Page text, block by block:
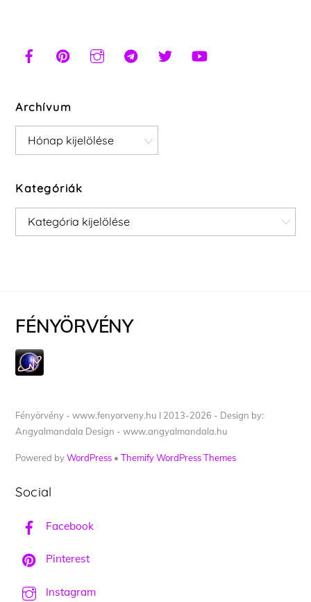
Archívum
Archívum
Kategóriák
Kategóriák
FÉNYÖRVÉNY
Fényörvény - www.fenyorveny.hu I 2013-2026 - Design by:
Angyalmandala Design - www.angyalmandala.hu
Powered byWordPress •Themify WordPress Themes
Social
Facebook
Pinterest
Instagram